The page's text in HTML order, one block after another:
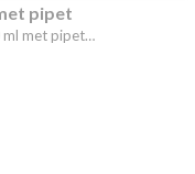
pipet
ml met pipet…